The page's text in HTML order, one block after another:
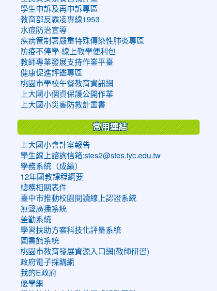
學生申訴及再申訴專區
教育部反霸凌專線1953
水痘防治宣導
疾病管制署嚴重特殊傳染性肺炎專區
防疫不停學-線上教學便利包
教師專業發展支持作業平臺
健康促進評鑑專區
桃園市學校午餐教育資訊網
上大國小個資保護公開作業
上大國小災害防救計畫書
常用連結
上大國小會計室報告
學生線上諮詢信箱:stes2@stes.tyc.edu.tw
學務系統（成績）
12年國教課程綱要
總務相關表件
臺中市推動校園閱讀線上認證系統
無聲廣播系統
差勤系統
學習扶助方案科技化評量系統
圖書館系統
桃園市教育發展資源入口網(教師研習)
政府電子採購網
我的E政府
優學網